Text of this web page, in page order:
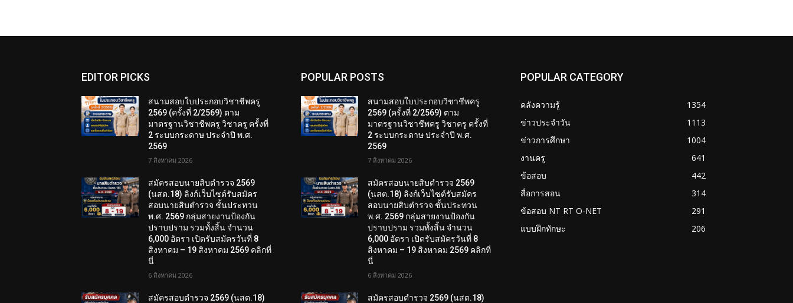
EDITOR PICKS
สนามสอบใบประกอบวิชาชีพครู
2569 (ครั้งที่ 2/2569) ตาม
มาตรฐานวิชาชีพครู วิชาครู ครั้งที่
2 ระบบกระดาษ ประจำปี พ.ศ.
2569
7 สิงหาคม 2026
สมัครสอบนายสิบตำรวจ 2569
(นสต.18) ลิงก์เว็บไซต์รับสมัคร
สอบนายสิบตำรวจ ชั้นประทวน
พ.ศ. 2569 กลุ่มสายงานป้องกัน
ปราบปราม รวมทั้งสิ้น จำนวน
6,000 อัตรา เปิดรับสมัครวันที่ 8
สิงหาคม – 19 สิงหาคม 2569 คลิกที่
นี่
6 สิงหาคม 2026
สมัครสอบตํารวจ 2569 (นสต.18)
POPULAR POSTS
สนามสอบใบประกอบวิชาชีพครู
2569 (ครั้งที่ 2/2569) ตาม
มาตรฐานวิชาชีพครู วิชาครู ครั้งที่
2 ระบบกระดาษ ประจำปี พ.ศ.
2569
7 สิงหาคม 2026
สมัครสอบนายสิบตำรวจ 2569
(นสต.18) ลิงก์เว็บไซต์รับสมัคร
สอบนายสิบตำรวจ ชั้นประทวน
พ.ศ. 2569 กลุ่มสายงานป้องกัน
ปราบปราม รวมทั้งสิ้น จำนวน
6,000 อัตรา เปิดรับสมัครวันที่ 8
สิงหาคม – 19 สิงหาคม 2569 คลิกที่
นี่
6 สิงหาคม 2026
สมัครสอบตํารวจ 2569 (นสต.18)
POPULAR CATEGORY
คลังความรู้
1354
ข่าวประจำวัน
1113
ข่าวการศึกษา
1004
งานครู
641
ข้อสอบ
442
สื่อการสอน
314
ข้อสอบ NT RT O-NET
291
แบบฝึกทักษะ
206